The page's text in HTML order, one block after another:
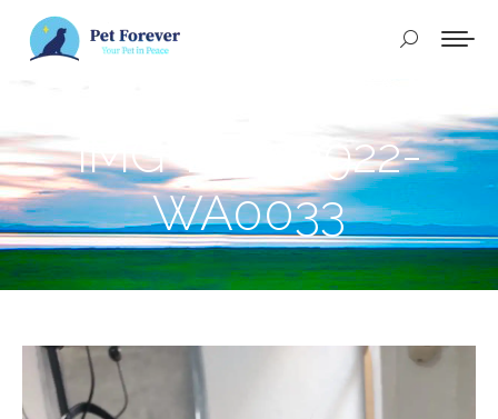
Buscar:
IMG-20230922-
WA0033